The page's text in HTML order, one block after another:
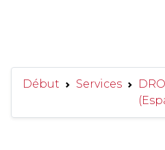
Début Services